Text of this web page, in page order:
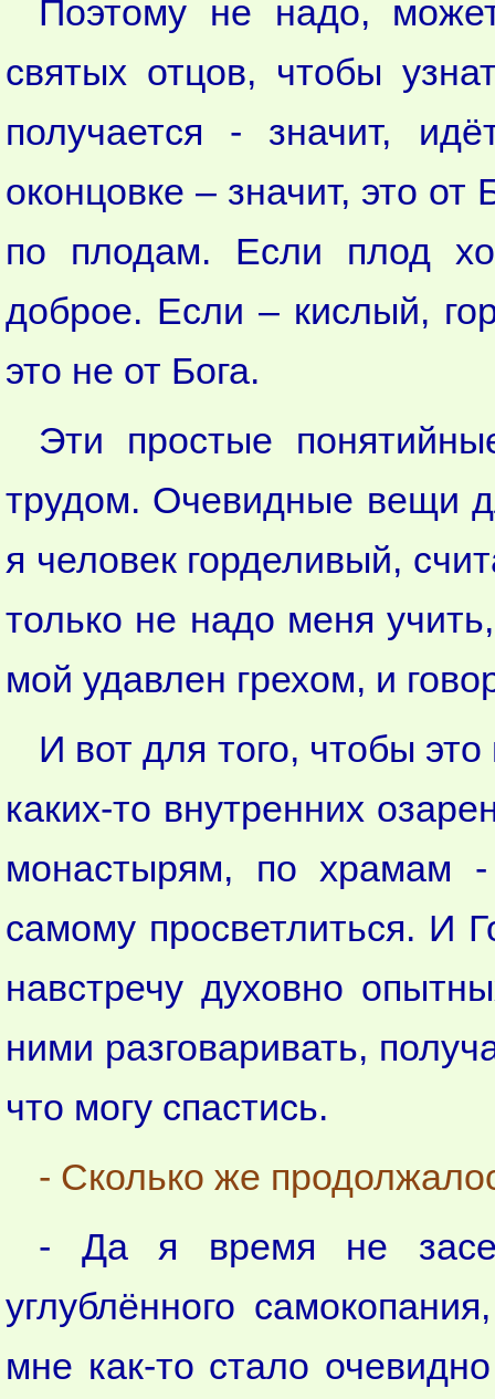
Поэтому не надо,
святых отцов, чтобы
получается - значит,
оконцовке – значит, это
по плодам. Если плод
доброе. Если – кислый,
это не от Бога.
Эти простые
трудом. Очевидные вещи
я человек горделивый,
только не надо меня
мой удавлен грехом, и
И вот для того, чтобы
каких-то внутренних
монастырям, по храмам -
самому просветлиться. И
навстречу духовно
ними разговаривать,
что могу спастись.
- Сколько же
- Да я время не
углублённого
мне как-то стало